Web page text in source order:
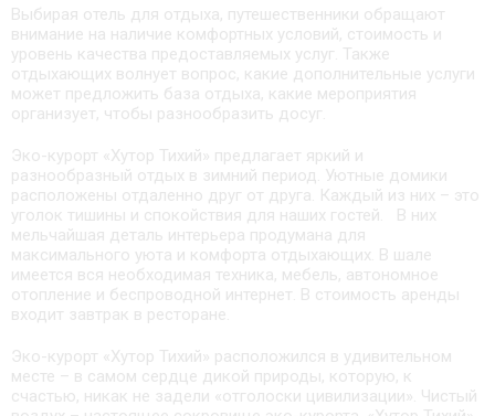
Выбирая отель для отдыха, путешественники обращают
внимание на наличие комфортных условий, стоимость и
уровень качества предоставляемых услуг. Также
отдыхающих волнует вопрос, какие дополнительные услуги
может предложить база отдыха, какие мероприятия
организует, чтобы разнообразить досуг.
Эко-курорт «Хутор Тихий» предлагает яркий и
разнообразный отдых в зимний период. Уютные домики
расположены отдаленно друг от друга. Каждый из них – это
уголок тишины и спокойствия для наших гостей. В них
мельчайшая деталь интерьера продумана для
максимального уюта и комфорта отдыхающих. В шале
имеется вся необходимая техника, мебель, автономное
отопление и беспроводной интернет. В стоимость аренды
входит завтрак в ресторане.
Эко-курорт «Хутор Тихий» расположился в удивительном
месте – в самом сердце дикой природы, которую, к
счастью, никак не задели «отголоски цивилизации». Чистый